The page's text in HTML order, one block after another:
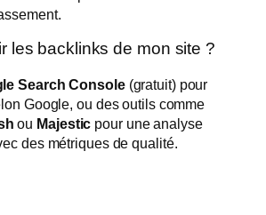
les backlinks de mon site ?
Search Console(gratuit) pour
Google, ou des outils comme
ou Majestic pour une analyse
des métriques de qualité.